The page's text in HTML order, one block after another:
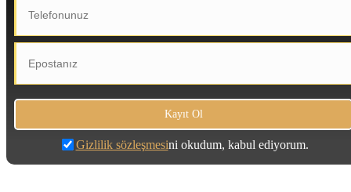
Gizlilik sözleşmesini okudum, kabul ediyorum.